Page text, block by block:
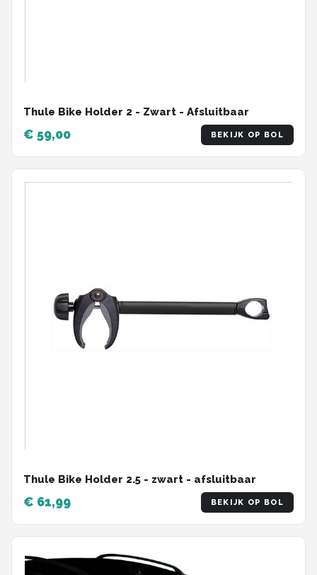
Thule Bike Holder 2 - Zwart - Afsluitbaar
€ 59,00 BEKIJK OP BOL
Thule Bike Holder 2.5 - zwart - afsluitbaar
€ 61,99 BEKIJK OP BOL